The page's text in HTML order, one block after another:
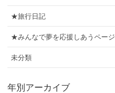
★旅行日記
★みんなで夢を応援しあうページ
未分類
年別アーカイブ